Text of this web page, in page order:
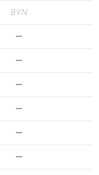
BYN
—
—
—
—
—
—